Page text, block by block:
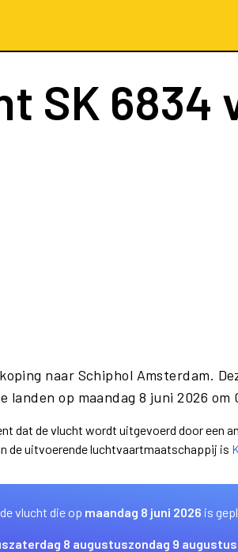
SK 6834
naar Schiphol Amsterdam.
landen op maandag 8 juni 2026 om
dat de vlucht wordt uitgevoerd door een
de uitvoerende luchtvaartmaatschappij is
vlucht die op maandag 8 juni 2026 is
zaterdag 8 augustuszondag 9 augustus